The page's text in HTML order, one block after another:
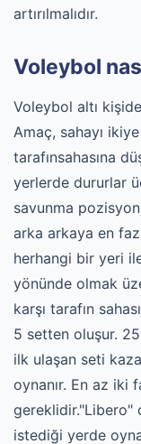
artırılmalıdır.
Voleybol
Voleybol altı
Amaç, sahayı
tarafınsahasına
yerlerde dururlar
savunma
arka arkaya en
herhangi bir yeri
yönünde olmak
karşı tarafın
5 setten oluşur.
ilk ulaşan seti
oynanır. En az iki
gereklidir."Libero"
istediği yerde